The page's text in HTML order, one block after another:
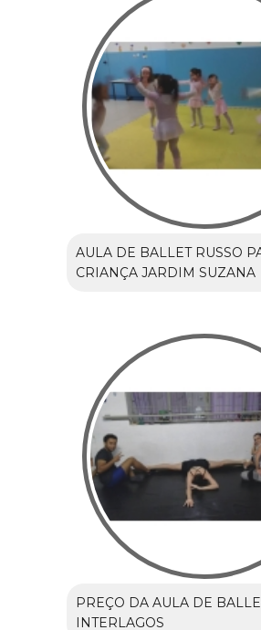
AULA DE BALLET RUSSO
CRIANÇA JARDIM SUZANA
PREÇO DA AULA DE
INTERLAGOS